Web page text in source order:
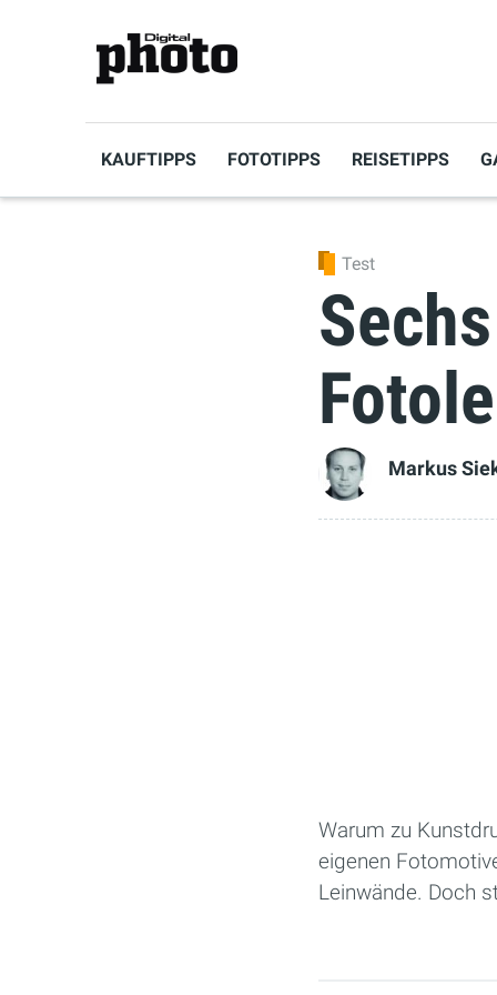
KAUFTIPPS FOTOTIPPS REISETIPPS
Test
Markus
Warum zu
eigenen
Leinwände. Doch